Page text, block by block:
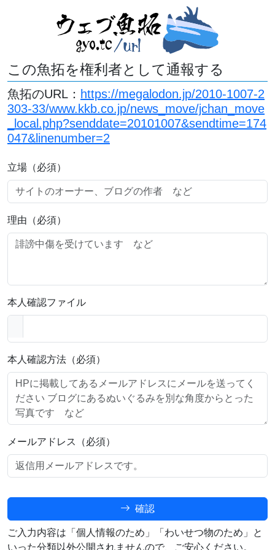
この魚拓を権利者として通報する
魚拓のURL： https://megalodon.jp/2010-1007-2
303-33/www.kkb.co.jp/news_move/jchan_move
_local.php?senddate=20101007&sendtime=174
047&linenumber=2
立場（必須）
理由（必須）
本人確認ファイル
本人確認方法（必須）
メールアドレス（必須）
確認
ご入力内容は「個人情報のため」「わいせつ物のため」と
いった分類以外公開されませんので、ご安心ください。